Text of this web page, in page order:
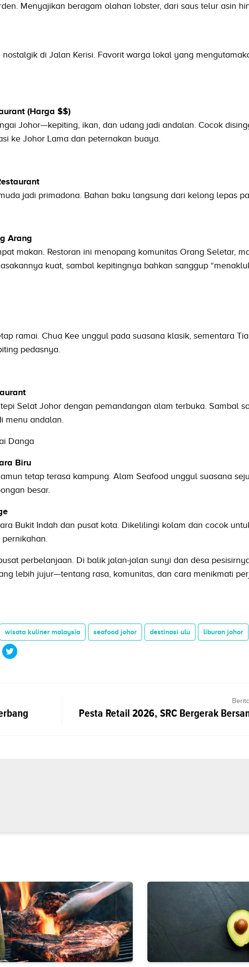
Menyajikan beragam olahan lobster, dari saus telur asin
di Jalan Kerisi. Favorit warga lokal yang
(Harga $$)
Johor—kepiting, ikan, dan udang jadi andalan. Cocok
ke Johor Lama dan peternakan buaya.
jadi primadona. Bahan baku langsung dari kelong lepas
Arang
makan. Restoran ini menopang komunitas Orang Seletar,
kuat, sambal kepitingnya bahkan sanggup
ramai. Chua Kee unggul pada suasana klasik, sementara
pedasnya.
Selat Johor dengan pemandangan alam terbuka. Sambal
menu andalan.
Danga
Biru
tetap terasa kampung. Alam Seafood unggul suasana
besar.
Bukit Indah dan pusat kota. Dikelilingi kolam dan cocok
perbelanjaan. Di balik jalan-jalan sunyi dan desa
lebih jujur—tentang rasa, komunitas, dan cara menikmati
wisata kuliner malaysia seafood johor destinasi ulu liburan johor
Pesta Retail 2026, SRC Bergerak